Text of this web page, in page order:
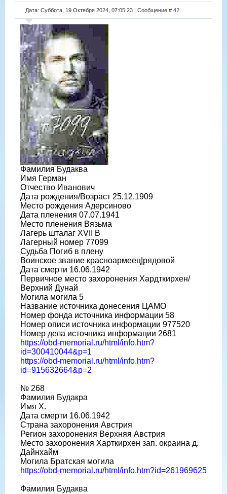
Дата: Суббота, 19 Октября 2024, 07:05:23 | Сообщение # 42
Фамилия Будаква
Имя Герман
Отчество Иванович
Дата рождения/Возраст 25.12.1909
Место рождения Адерсиново
Дата пленения 07.07.1941
Место пленения Вязьма
Лагерь шталаг XVII B
Лагерный номер 77099
Судьба Погиб в плену
Воинское звание красноармеец|рядовой
Дата смерти 16.06.1942
Первичное место захоронения Хардткирхен/
Верхний Дунай
Могила могила 5
Название источника донесения ЦАМО
Номер фонда источника информации 58
Номер описи источника информации 977520
Номер дела источника информации 2681
https://obd-memorial.ru/html/info.htm?
id=300410044&p=1
https://obd-memorial.ru/html/info.htm?
id=915632664&p=2
№ 268
Фамилия Будакра
Имя Х.
Дата смерти 16.06.1942
Страна захоронения Австрия
Регион захоронения Верхняя Австрия
Место захоронения Харткирхен зап. окраина д.
Дайнхайм
Могила Братская могила
https://obd-memorial.ru/html/info.htm?id=261969625
Фамилия Будаква